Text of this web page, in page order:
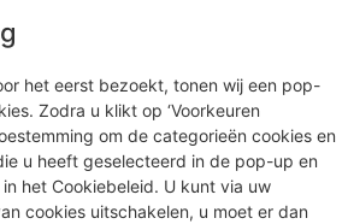
het eerst bezoekt, tonen wij een pop-
Zodra u klikt op ‘Voorkeuren
om de categorieën cookies en
u heeft geselecteerd in de pop-up en
het Cookiebeleid. U kunt via uw
cookies uitschakelen, u moet er dan